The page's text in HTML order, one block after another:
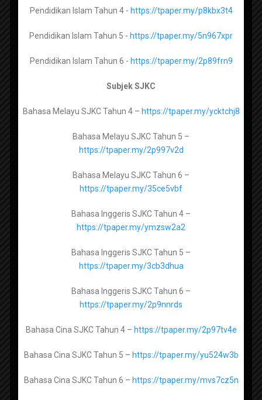
Semak
Penetapan Keberhasilan PBPPP 2021
SKPMg2
myPortfolio : Panduan dan bahan berkaitan
Koleksi Bahan Bahan Kokurikulum
Popular Posts
kami melalui whatsapp di hubungi kami di
perkara berkaitan laman web (website) boleh
helpdesk@sumberpendidikan.com
Maharat Al Quran Tingkatan 1 -
https://tpaper.my/yckrd39x
Maharat Al Quran Tingkatan 3 –
Manahij Ulum Islamiyah Tingkatan 4 -
https://tpaper.my/yckum5yz
Manahij Ulum Islamiyah Tingkatan 5 -
https://tpaper.my/yckx87h8
https://tpaper.my/2p9efwcr
https://tpaper.my/2s4znw8b
Pendidikan Syariah Islamiah Tingkatan 4 -
Pendidikan Islam Tahun 4 - https://tpaper.my/p8kbx3t4
Pendidikan Islam Tahun 5 - https://tpaper.my/5n967xpr
Pendidikan Islam Tahun 6 - https://tpaper.my/2p89frn9
Subjek SJKC
Bahasa Melayu SJKC Tahun 4 – https://tpaper.my/ycktchj8
Bahasa Melayu SJKC Tahun 5 –
https://tpaper.my/2p997v2d
Bahasa Melayu SJKC Tahun 6 –
https://tpaper.my/35ce5vbf
Bahasa Inggeris SJKC Tahun 4 –
https://tpaper.my/ymzsw2a2
Bahasa Inggeris SJKC Tahun 5 –
https://tpaper.my/3cb3dhua
Bahasa Inggeris SJKC Tahun 6 –
https://tpaper.my/2p9nnrds
Bahasa Cina SJKC Tahun 4 – https://tpaper.my/2p97tv4e
Bahasa Cina SJKC Tahun 5 – https://tpaper.my/yu524w3b
Bahasa Cina SJKC Tahun 6 – https://tpaper.my/mvs7cz5n